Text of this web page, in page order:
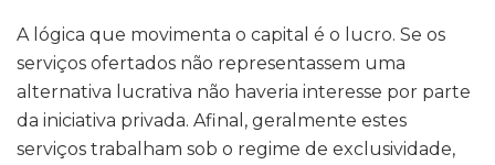
A lógica que movimenta o capital é o lucro. Se os
serviços ofertados não representassem uma
alternativa lucrativa não haveria interesse por parte
da iniciativa privada. Afinal, geralmente estes
serviços trabalham sob o regime de exclusividade,